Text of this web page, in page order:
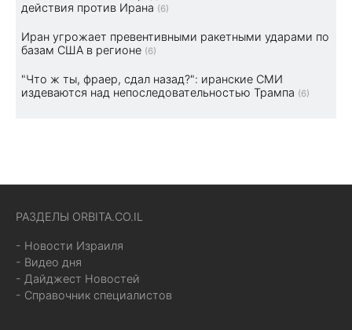
действия против Ирана (6)
Иран угрожает превентивными ракетными ударами по
базам США в регионе (6)
"Что ж ты, фраер, сдал назад?": иранские СМИ
издеваются над непоследовательностью Трампа (6)
РАЗДЕЛЫ ORBITA.CO.IL
- Новости Израиля
- Видео дня
- Дайджест Новостей
- Справочник специалистов